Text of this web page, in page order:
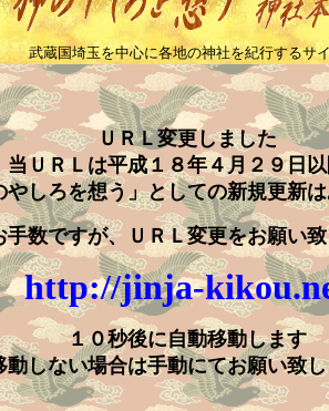
武蔵国埼玉を中心に各地の神社を紀行するサ
ＵＲＬ変更しました
当ＵＲＬは平成１８年４月２９日
やしろを想う」としての新規更新
手数ですが、ＵＲＬ変更をお願い
http://jinja-
１０秒後に自動移動します
動しない場合は手動にてお願い致